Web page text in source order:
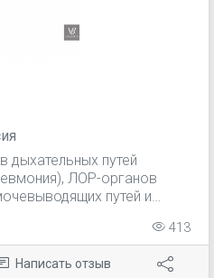
дыхательных путей
ЛОР-органов
путей и
кожи и мягких
абсцесс,
413
Написать отзыв